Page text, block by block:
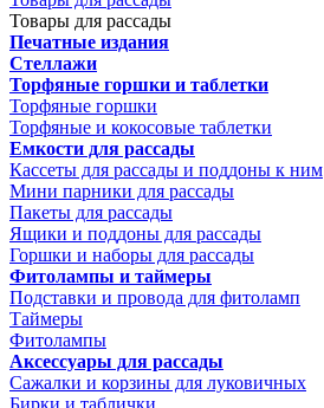
Товары для рассады
Печатные издания
Стеллажи
Торфяные горшки и таблетки
Торфяные горшки
Торфяные и кокосовые таблетки
Емкости для рассады
Кассеты для рассады и поддоны к ним
Мини парники для рассады
Пакеты для рассады
Ящики и поддоны для рассады
Горшки и наборы для рассады
Фитолампы и таймеры
Подставки и провода для фитоламп
Таймеры
Фитолампы
Аксессуары для рассады
Сажалки и корзины для луковичных
Бирки и таблички